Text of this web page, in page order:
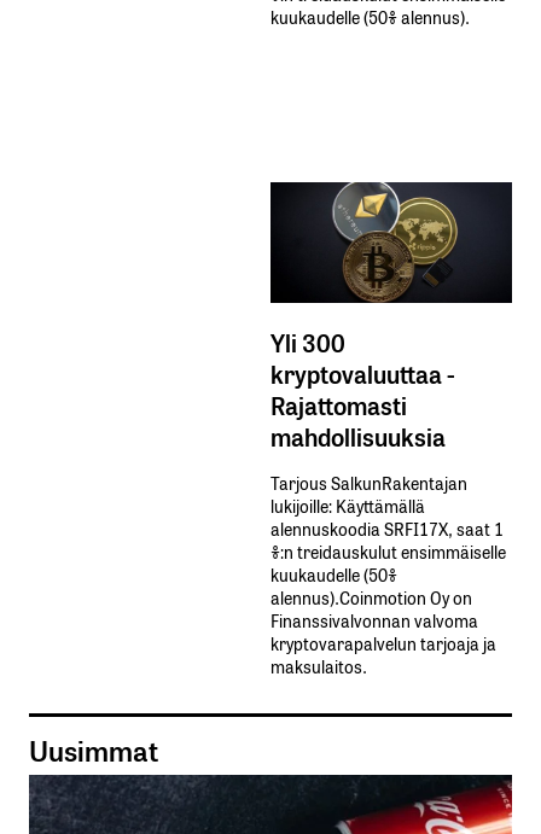
kuukaudelle​ ​(50%​ ​alennus).
Yli 300
kryptovaluuttaa -
Rajattomasti
mahdollisuuksia
Tarjous SalkunRakentajan
lukijoille: Käyttämällä​ ​
alennuskoodia​ ​SRFI17X,​ ​saat​ ​1
%:n treidauskulut​ ​ensimmäiselle​ ​
kuukaudelle​ ​(50%​ ​
alennus).Coinmotion Oy on
Finanssivalvonnan valvoma
kryptovarapalvelun tarjoaja ja
maksulaitos.
Uusimmat